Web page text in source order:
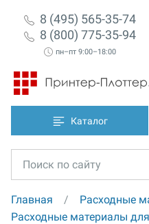
8 (495) 565-35-74
8 (800) 775-35-94
пн–пт 9:00–18:00
Каталог
Главная
Расходные
Расходные материалы